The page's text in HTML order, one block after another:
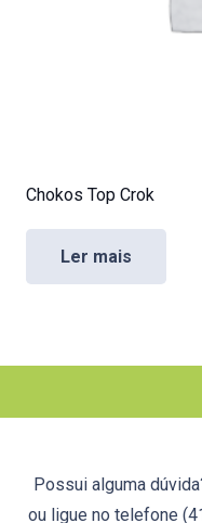
Chokos Top Crok
Ler mais
Possui alguma
ou ligue no telefone